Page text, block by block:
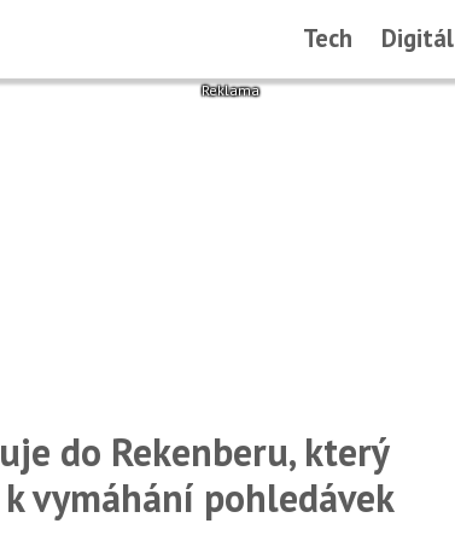
Tech Digitál
do Rekenberu, který
vymáhání pohledávek